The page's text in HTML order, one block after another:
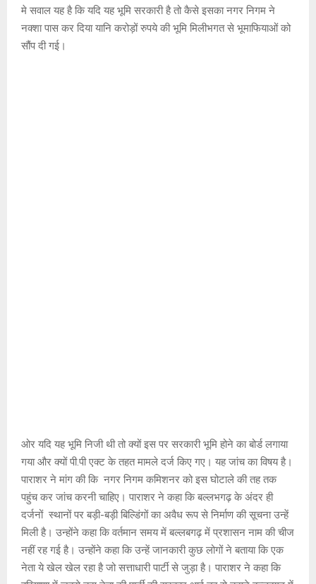
मे सवाल यह है कि यदि यह भूमि सरकारी है तो कैसे इसका नगर निगम ने
नक्शा पास कर दिया यानि करोड़ों रुपये की भूमि मिलीभगत से भूमाफियाओं को
सौंप दी गई।
ओर यदि यह भूमि निजी थी तो क्यों इस पर सरकारी भूमि होने का बोर्ड लगाया
गया और क्यों पी.पी एक्ट के तहत मामले दर्ज किए गए। यह जांच का विषय है।
पाराशर ने मांग की कि नगर निगम कमिशनर को इस घोटाले की तह तक
पहुंच कर जांच करनी चाहिए। पाराशर ने कहा कि बल्लभगढ़ के अंदर ही
दर्जनों स्थानों पर बड़ी-बड़ी बिल्डिंगों का अवैध रूप से निर्माण की सूचना उन्हें
मिली है। उन्होंने कहा कि वर्तमान समय में बल्लबगढ़ में प्रशासन नाम की चीज
नहीं रह गई है। उन्होंने कहा कि उन्हें जानकारी कुछ लोगों ने बताया कि एक
नेता ये खेल खेल रहा है जो सत्ताधारी पार्टी से जुड़ा है। पाराशर ने कहा कि